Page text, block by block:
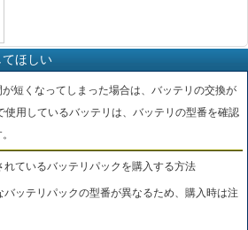
ほしい
短くなってしまった場合は、バッテリの交換が
使用しているバッテリは、バッテリの型番を確認
れているバッテリパックを購入する方法
ッテリパックの型番が異なるため、購入時は注